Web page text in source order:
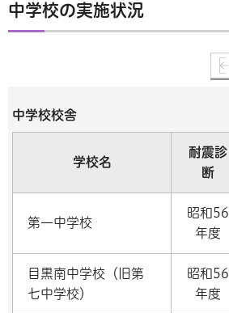
中学校の実施状況
中学校校舎
学校名
耐震診
断
第一中学校
昭和56
年度
目黒南中学校（旧第
七中学校）
昭和56
年度